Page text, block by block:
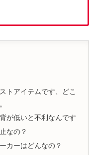
トアイテムです、どこ
が低いと不利なんです
なの？
カーはどんなの？